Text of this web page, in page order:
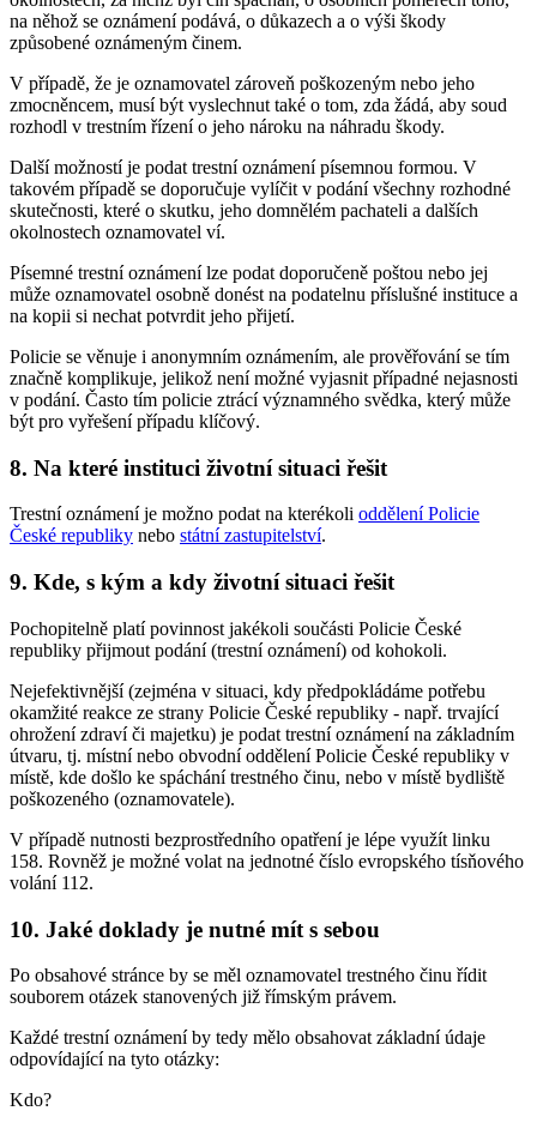
na něhož se oznámení podává, o důkazech a o výši škody
způsobené oznámeným činem.
V případě, že je oznamovatel zároveň poškozeným nebo jeho
zmocněncem, musí být vyslechnut také o tom, zda žádá, aby soud
rozhodl v trestním řízení o jeho nároku na náhradu škody.
Další možností je podat trestní oznámení písemnou formou. V
takovém případě se doporučuje vylíčit v podání všechny rozhodné
skutečnosti, které o skutku, jeho domnělém pachateli a dalších
okolnostech oznamovatel ví.
Písemné trestní oznámení lze podat doporučeně poštou nebo jej
může oznamovatel osobně donést na podatelnu příslušné instituce a
na kopii si nechat potvrdit jeho přijetí.
Policie se věnuje i anonymním oznámením, ale prověřování se tím
značně komplikuje, jelikož není možné vyjasnit případné nejasnosti
v podání. Často tím policie ztrácí významného svědka, který může
být pro vyřešení případu klíčový.
8. Na které instituci životní situaci řešit
Trestní oznámení je možno podat na kterékoli oddělení Policie
České republiky nebo státní zastupitelství.
9. Kde, s kým a kdy životní situaci řešit
Pochopitelně platí povinnost jakékoli součásti Policie České
republiky přijmout podání (trestní oznámení) od kohokoli.
Nejefektivnější (zejména v situaci, kdy předpokládáme potřebu
okamžité reakce ze strany Policie České republiky - např. trvající
ohrožení zdraví či majetku) je podat trestní oznámení na základním
útvaru, tj. místní nebo obvodní oddělení Policie České republiky v
místě, kde došlo ke spáchání trestného činu, nebo v místě bydliště
poškozeného (oznamovatele).
V případě nutnosti bezprostředního opatření je lépe využít linku
158. Rovněž je možné volat na jednotné číslo evropského tísňového
volání 112.
10. Jaké doklady je nutné mít s sebou
Po obsahové stránce by se měl oznamovatel trestného činu řídit
souborem otázek stanovených již římským právem.
Každé trestní oznámení by tedy mělo obsahovat základní údaje
odpovídající na tyto otázky:
Kdo?